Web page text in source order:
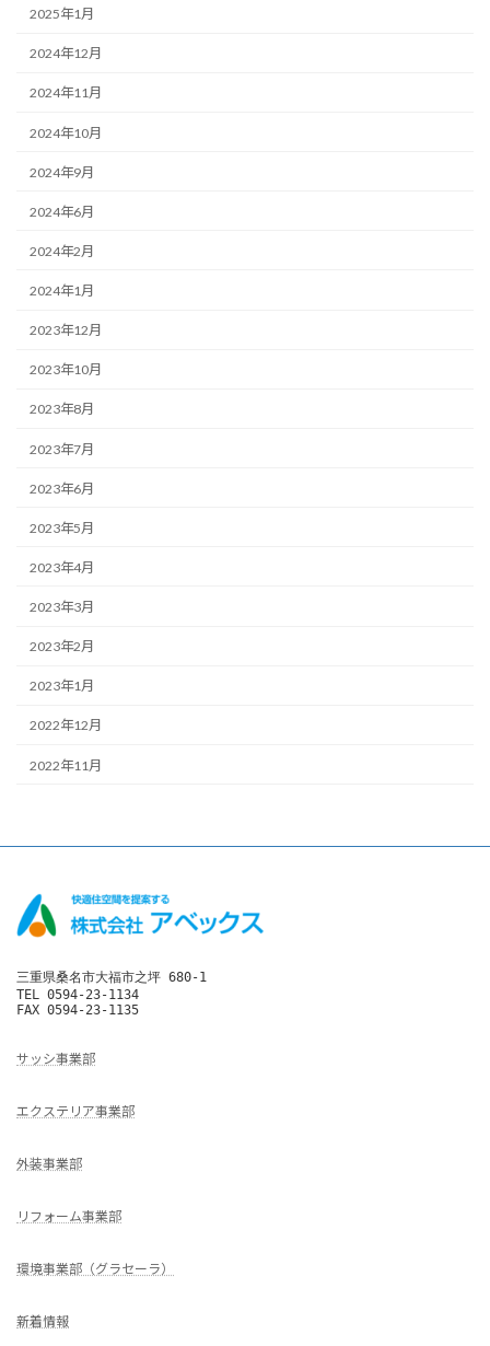
2025年1月
2024年12月
2024年11月
2024年10月
2024年9月
2024年6月
2024年2月
2024年1月
2023年12月
2023年10月
2023年8月
2023年7月
2023年6月
2023年5月
2023年4月
2023年3月
2023年2月
2023年1月
2022年12月
2022年11月
三重県桑名市大福市之坪 680-1
TEL 0594-23-1134
FAX 0594-23-1135
サッシ事業部
エクステリア事業部
外装事業部
リフォーム事業部
環境事業部（グラセーラ）
新着情報